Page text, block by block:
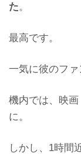
た。
最高です。
一気に彼のファ
機内では、映画
に。
しかし、1時間